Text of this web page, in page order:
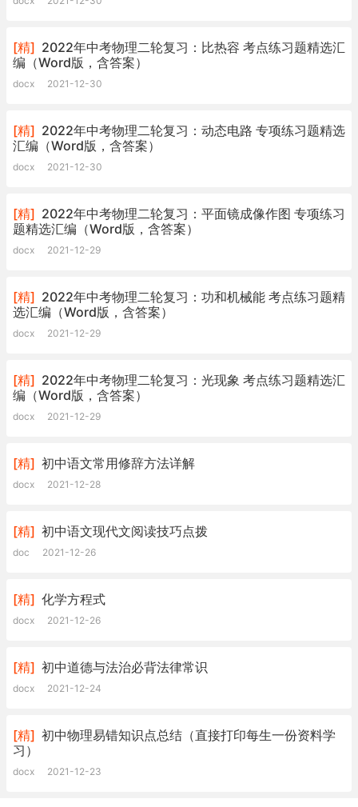
[精] 2022年中考物理二轮复习：比热容 考点练习题精选汇
编（Word版，含答案）
docx 2021-12-30
[精] 2022年中考物理二轮复习：动态电路 专项练习题精选
汇编（Word版，含答案）
docx 2021-12-30
[精] 2022年中考物理二轮复习：平面镜成像作图 专项练习
题精选汇编（Word版，含答案）
docx 2021-12-29
[精] 2022年中考物理二轮复习：功和机械能 考点练习题精
选汇编（Word版，含答案）
docx 2021-12-29
[精] 2022年中考物理二轮复习：光现象 考点练习题精选汇
编（Word版，含答案）
docx 2021-12-29
[精] 初中语文常用修辞方法详解
docx 2021-12-28
[精] 初中语文现代文阅读技巧点拨
doc 2021-12-26
[精] 化学方程式
docx 2021-12-26
[精] 初中道德与法治必背法律常识
docx 2021-12-24
[精] 初中物理易错知识点总结（直接打印每生一份资料学
习）
docx 2021-12-23